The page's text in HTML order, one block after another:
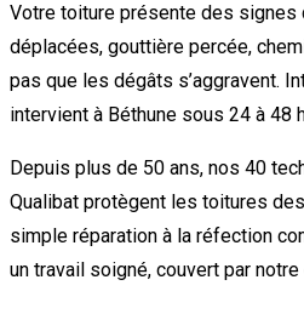
Votre toiture présente des
déplacées, gouttière percée,
pas que les dégâts s’aggravent.
intervient à Béthune sous 24 à 48
Depuis plus de 50 ans, nos 40
Qualibat protègent les toitures
simple réparation à la réfection
un travail soigné, couvert par